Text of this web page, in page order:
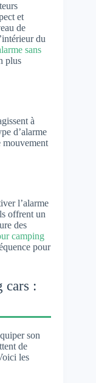
et
de
du
sans
plus
à
d’alarme
mouvement
l’alarme
offrent un
des
camping
pour
cars :
son
de
les